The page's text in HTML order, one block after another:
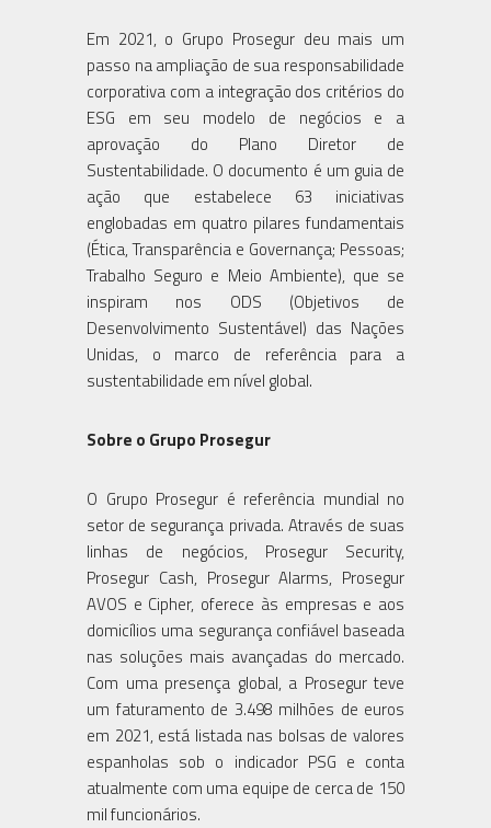
Em 2021, o Grupo Prosegur deu mais um
passo na ampliação de sua responsabilidade
corporativa com a integração dos critérios do
ESG em seu modelo de negócios e a
aprovação do Plano Diretor de
Sustentabilidade. O documento é um guia de
ação que estabelece 63 iniciativas
englobadas em quatro pilares fundamentais
(Ética, Transparência e Governança; Pessoas;
Trabalho Seguro e Meio Ambiente), que se
inspiram nos ODS (Objetivos de
Desenvolvimento Sustentável) das Nações
Unidas, o marco de referência para a
sustentabilidade em nível global.
Sobre o Grupo Prosegur
O Grupo Prosegur é referência mundial no
setor de segurança privada. Através de suas
linhas de negócios, Prosegur Security,
Prosegur Cash, Prosegur Alarms, Prosegur
AVOS e Cipher, oferece às empresas e aos
domicílios uma segurança confiável baseada
nas soluções mais avançadas do mercado.
Com uma presença global, a Prosegur teve
um faturamento de 3.498 milhões de euros
em 2021, está listada nas bolsas de valores
espanholas sob o indicador PSG e conta
atualmente com uma equipe de cerca de 150
mil funcionários.